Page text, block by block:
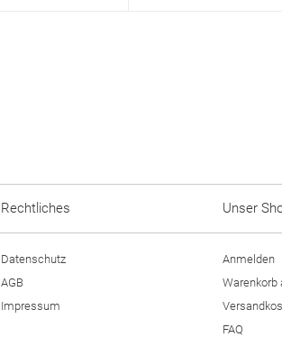
Rechtliches
Datenschutz
AGB
Impressum
Unser
Anmelden
Warenkorb
FAQ